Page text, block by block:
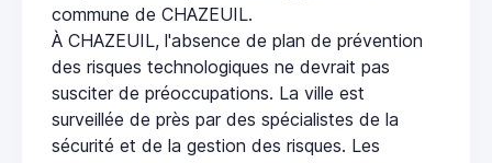
commune de CHAZEUIL.
À CHAZEUIL, l'absence de plan de prévention
des risques technologiques ne devrait pas
susciter de préoccupations. La ville est
surveillée de près par des spécialistes de la
sécurité et de la gestion des risques. Les